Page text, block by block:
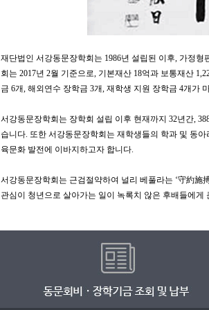
재단법인 서강동문장학회는 1986년 설립된 이후, 가정
회는 2017년 2월 기준으로, 기본재산 18억과 보통재산
금 6개, 해외연수 장학금 3개, 재학생 지원 장학금 4개가
서강동문장학회는 장학회 설립 이후 현재까지 32년간,
습니다. 또한 서강동문장학회는 재학생들의 학과 및 동
육문화 발전에 이바지하고자 합니다.
서강동문장학회는 근검절약하여 널리 베풀라는 ‘守約
관심이 청년으로 살아가는 일이 녹록치 않은 후배들에게